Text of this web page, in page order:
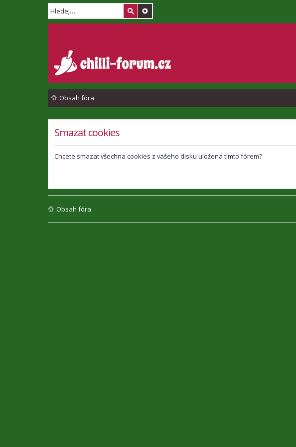
Obsah fóra
Smazat cookies
Chcete smazat všechna cookies z vašeho disku uložená tímto fórem?
Obsah fóra